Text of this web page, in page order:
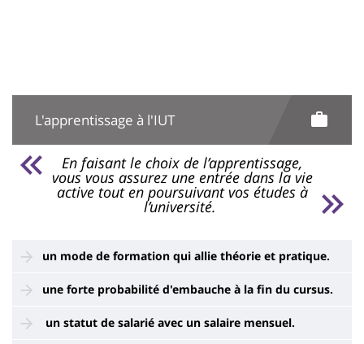
L'apprentissage à l'IUT
En faisant le choix de l’apprentissage,
vous vous assurez une entrée dans la vie
active tout en poursuivant vos études à
l’université.
un mode de formation qui allie théorie et pratique.
une forte probabilité d'embauche à la fin du cursus.
un statut de salarié avec un salaire mensuel.